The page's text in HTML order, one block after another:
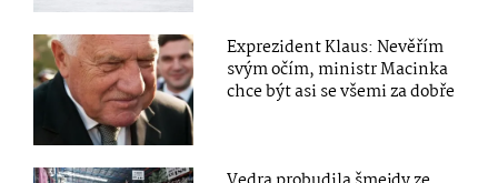
Exprezident Klaus: Nevěřím
svým očím, ministr Macinka
chce být asi se všemi za dobře